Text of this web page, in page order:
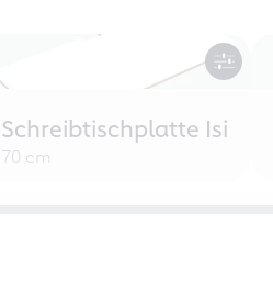
Schreibtischplatte Isi
70 cm